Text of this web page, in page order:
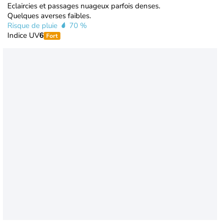
Eclaircies et passages nuageux parfois denses.
Quelques averses faibles.
Risque de pluie
70 %
Indice UV6 Fort